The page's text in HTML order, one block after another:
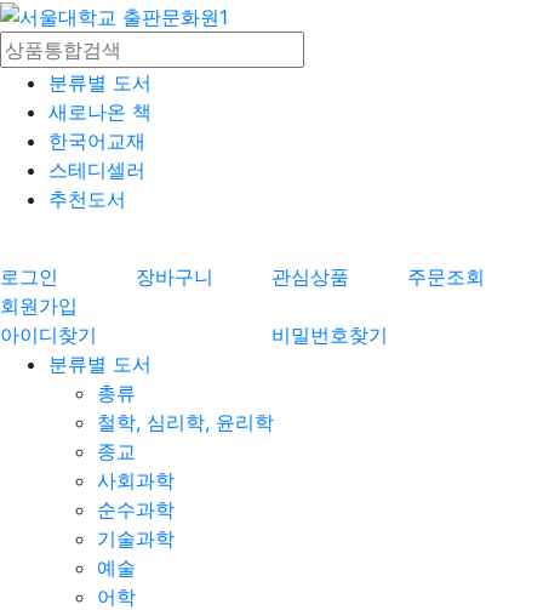
분류별 도서
새로나온 책
한국어교재
스테디셀러
추천도서
로그인 장바구니 관심상품
주문조회
회원가입
아이디찾기
비밀번호찾기
분류별 도서
총류
철학, 심리학, 윤리학
종교
사회과학
순수과학
기술과학
예술
어학